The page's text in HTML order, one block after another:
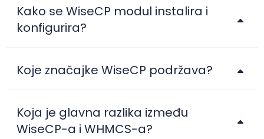
Kako se WiseCP modul instalira i
konfigurira?
Koje značajke WiseCP podržava?
Koja je glavna razlika između
WiseCP-a i WHMCS-a?